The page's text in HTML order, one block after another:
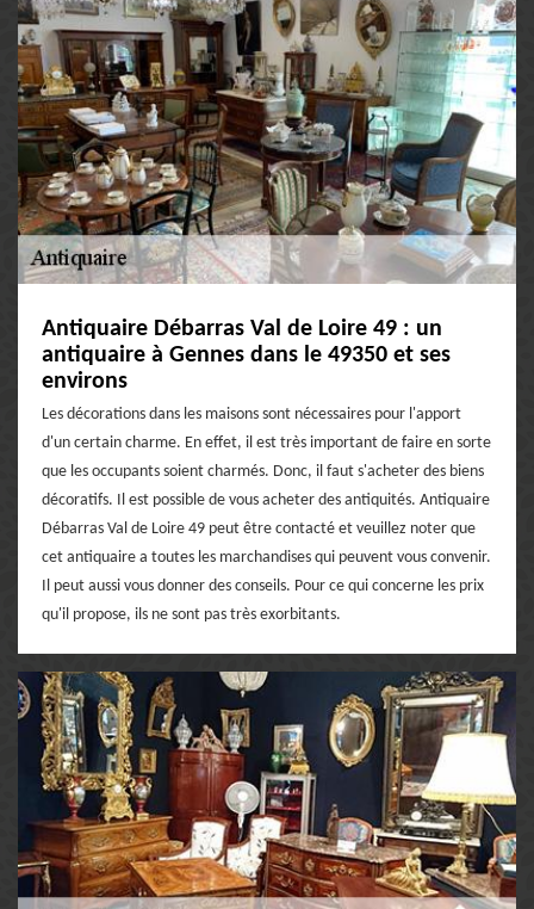
Antiquaire Débarras Val de Loire 49 : un
antiquaire à Gennes dans le 49350 et ses
environs
Les décorations dans les maisons sont nécessaires pour l'apport
d'un certain charme. En effet, il est très important de faire en sorte
que les occupants soient charmés. Donc, il faut s'acheter des biens
décoratifs. Il est possible de vous acheter des antiquités. Antiquaire
Débarras Val de Loire 49 peut être contacté et veuillez noter que
cet antiquaire a toutes les marchandises qui peuvent vous convenir.
Il peut aussi vous donner des conseils. Pour ce qui concerne les prix
qu'il propose, ils ne sont pas très exorbitants.